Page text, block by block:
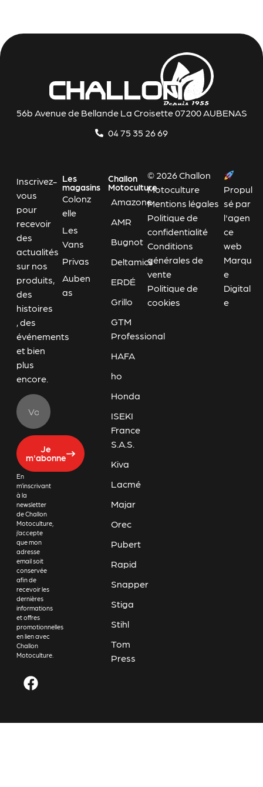
56b Avenue de Bellande La Croisette 07200 AUBENAS
04 75 35 26 69
Inscrivez-
vous
pour
recevoir
des
actualités
sur nos
produits,
des
histoires
, des
événements
et bien
plus
encore.
Je
m'abonne
En
m’inscrivant
à la
newsletter
de Challon
Motoculture,
j’accepte
que mon
adresse
email soit
conservée
afin de
recevoir les
dernières
informations
et offres
promotionnelles
en lien avec
Challon
Motoculture.
Les
magasins
Colonz
elle
Les
Vans
Privas
Auben
as
Challon
Motoculture
Amazone
AMR
Bugnot
Deltamics
ERDÉ
Grillo
GTM
Professional
HAFA
ho
Honda
ISEKI
France
S.A.S.
Kiva
Lacmé
Majar
Orec
Pubert
Rapid
Snapper
Stiga
Stihl
Tom
Press
© 2026 Challon
Motoculture
Mentions légales
Politique de
confidentialité
Conditions
générales de
vente
Politique de
cookies
Propul
sé par
l'agen
ce
web
Marqu
e
Digital
e